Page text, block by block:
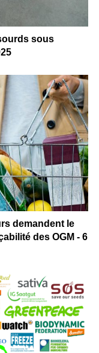
sous
demandent le
des OGM - 6